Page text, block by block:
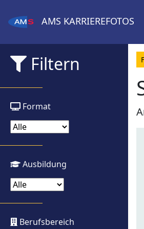
AMS KARRIEREFOTOS
Filtern
Format
Ausbildung
Berufsbereich